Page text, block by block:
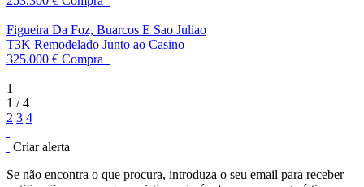
Figueira Da Foz, Buarcos E Sao Juliao
T3K Remodelado Junto ao Casino
325.000 € Compra
1
1 / 4
2 3 4
Criar alerta
Se não encontra o que procura, introduza o seu email para receber